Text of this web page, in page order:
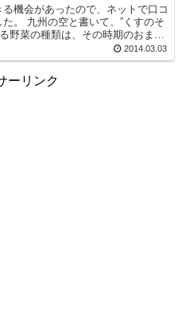
機会があったので、ネットで口コ
すのそ
2014.03.03
ーリンク